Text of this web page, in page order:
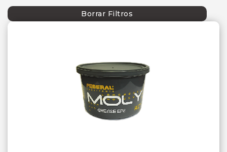
Borrar Filtros